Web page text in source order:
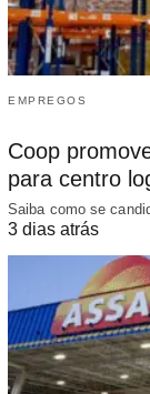
EMPREGOS
Coop
para centro
Saiba como se
3 dias atrás